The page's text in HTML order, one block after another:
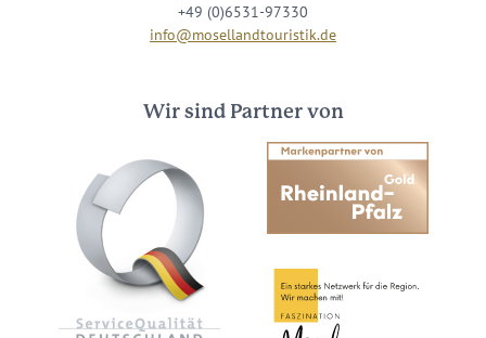
+49 (0)6531-97330
info@mosellandtouristik.de
Wir sind Partner von